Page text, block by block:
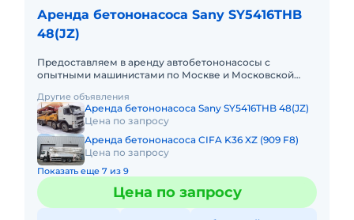
Аренда бетононасоса Sany SY5416THB
48(JZ)
Предоставляем в аренду автобетононасосы с
опытными машинистами по Москве и Московской
краткосрочный (почасовой, посменн
Другие объявления
Аренда бетононасоса Sany SY5416THB 48(JZ)
Цена по запросу
Аренда бетононасоса CIFA K36 XZ (909 F8)
Цена по запросу
Показать еще 7 из 9
Цена по запросу